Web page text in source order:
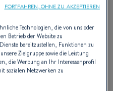
die das aufregende
Gran-Turismo-
Technologien, die von uns oder
Betrieb der Website zu
bereitzustellen, Funktionen zu
Zielgruppe sowie die Leistung
die Werbung an Ihr Interessenprofil
sozialen Netzwerken zu
FORTFAHREN, OHNE ZU AKZEPTIEREN